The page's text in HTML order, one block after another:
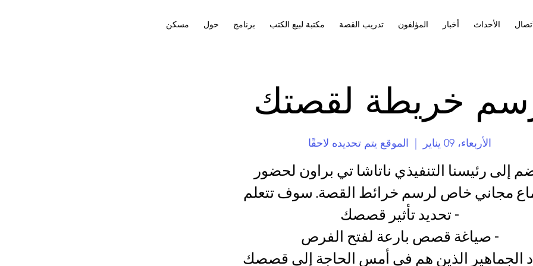
مسكن حول برنامج مكتبة لبيع الكتب تدريب القصة المؤلفون أخبار الأحداث
خريطة لقصتك
الأربعاء، 09 يناير الموقع يتم تحديده لاحقًا
إلى رئيسنا التنفيذي ناتاشا تي براون لحضور